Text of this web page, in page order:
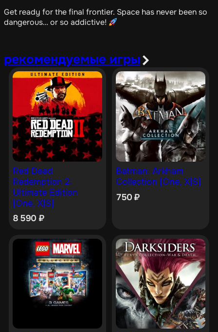
Get ready for the final frontier. Space has never been so
dangerous… or so addictive!
рекомендуемые игры
Red Dead
Redemption 2:
Ultimate Edition
[One, X|S]
8 590 ₽
Batman: Arkham
Collection [One, X|S]
750₽